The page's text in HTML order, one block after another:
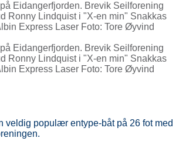
veldig populær entype-båt på 26 fot med